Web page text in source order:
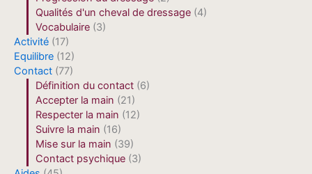
Qualités d'un cheval de dressage (4)
Vocabulaire (3)
Activité (17)
Equilibre (12)
Contact (77)
Définition du contact (6)
Accepter la main (21)
Respecter la main (12)
Suivre la main (16)
Mise sur la main (39)
Contact psychique (3)